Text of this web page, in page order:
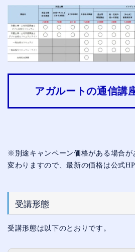
アガルートの通信講
※別途キャンペーン価格がある場合が
変わりますので、最新の価格は公式
受講形態
受講形態は以下のとおりです。